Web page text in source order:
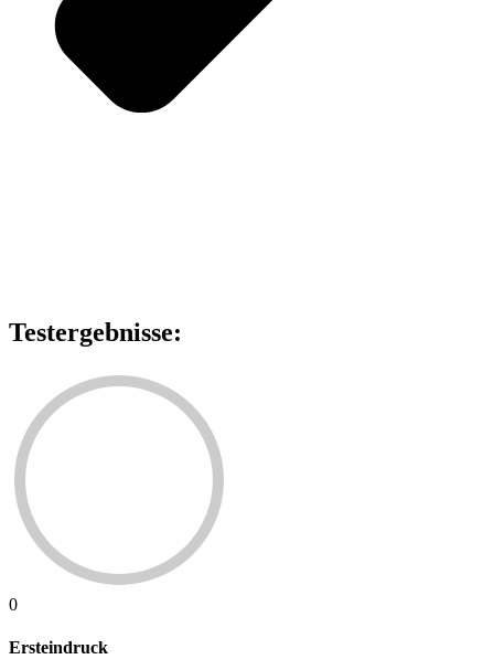
Testergebnisse:
0
Ersteindruck